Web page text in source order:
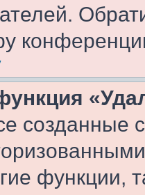
созданные
функции,